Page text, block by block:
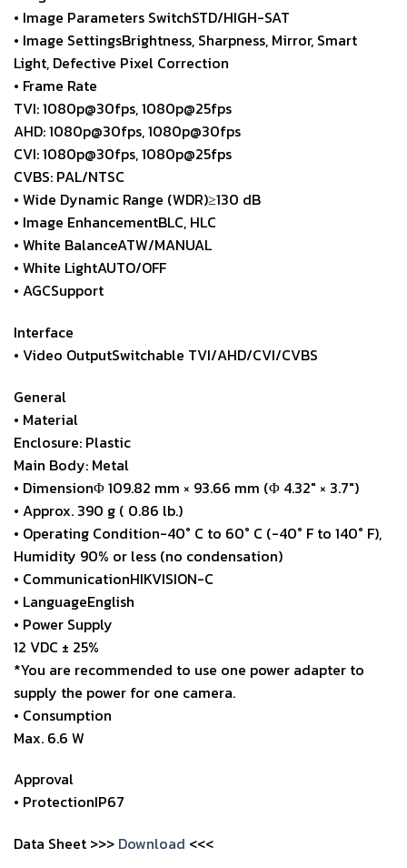
• Image Parameters SwitchSTD/HIGH-SAT
• Image SettingsBrightness, Sharpness, Mirror, Smart
Light, Defective Pixel Correction
• Frame Rate
TVI: 1080p@30fps, 1080p@25fps
AHD: 1080p@30fps, 1080p@30fps
CVI: 1080p@30fps, 1080p@25fps
CVBS: PAL/NTSC
• Wide Dynamic Range (WDR)≥130 dB
• Image EnhancementBLC, HLC
• White BalanceATW/MANUAL
• White LightAUTO/OFF
• AGCSupport
Interface
• Video OutputSwitchable TVI/AHD/CVI/CVBS
General
• Material
Enclosure: Plastic
Main Body: Metal
• DimensionΦ 109.82 mm × 93.66 mm (Φ 4.32″ × 3.7″)
• Approx. 390 g ( 0.86 lb.)
• Operating Condition-40° C to 60° C (-40° F to 140° F),
Humidity 90% or less (no condensation)
• CommunicationHIKVISION-C
• LanguageEnglish
• Power Supply
12 VDC ± 25%
*You are recommended to use one power adapter to
supply the power for one camera.
• Consumption
Max. 6.6 W
Approval
• ProtectionIP67
Data Sheet >>> Download <<<